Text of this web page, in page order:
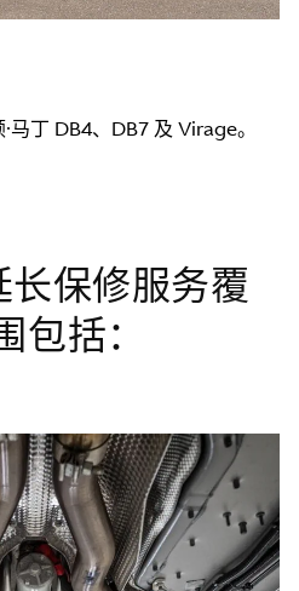
马丁 DB4、DB7 及 Virage。
保修服务覆
包括：